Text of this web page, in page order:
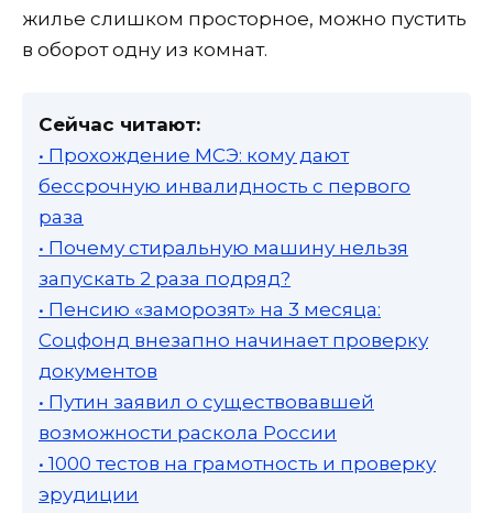
жилье слишком просторное, можно пустить
в оборот одну из комнат.
Сейчас читают:
• Прохождение МСЭ: кому дают
бессрочную инвалидность с первого
раза
• Почему стиральную машину нельзя
запускать 2 раза подряд?
• Пенсию «заморозят» на 3 месяца:
Соцфонд внезапно начинает проверку
документов
• Путин заявил о существовавшей
возможности раскола России
• 1000 тестов на грамотность и проверку
эрудиции